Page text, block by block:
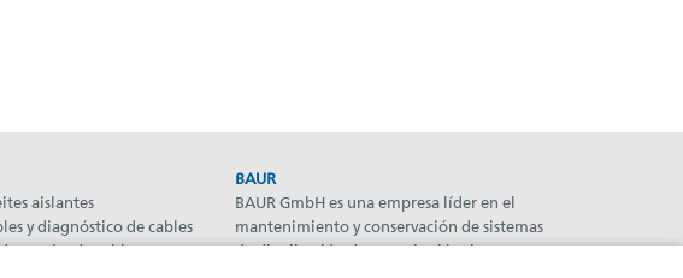
aislantes
y diagnóstico de cables
averías de cable
BAUR
BAUR GmbH es una empresa líder en el
mantenimiento y conservación de sistemas